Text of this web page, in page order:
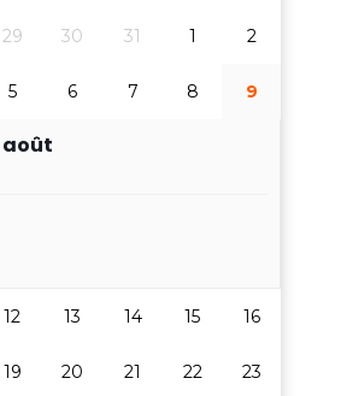
29 30 31 1 2
5 6 7 8 9
août
12 13 14 15 16
19 20 21 22 23